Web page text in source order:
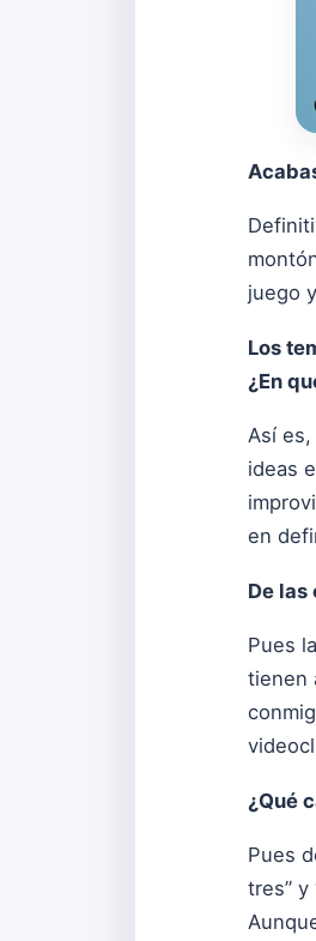
juego
Los
¿En
Así
ideas
en
De las
Pues
tienen
¿Qué
Pues
tres” y